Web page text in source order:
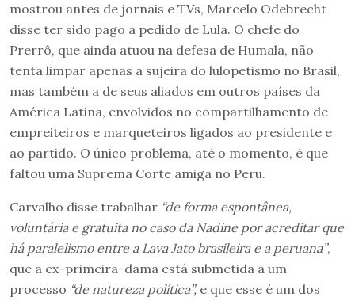
mostrou antes de jornais e TVs, Marcelo Odebrecht
disse ter sido pago a pedido de Lula. O chefe do
Prerrô, que ainda atuou na defesa de Humala, não
tenta limpar apenas a sujeira do lulopetismo no Brasil,
mas também a de seus aliados em outros países da
América Latina, envolvidos no compartilhamento de
empreiteiros e marqueteiros ligados ao presidente e
ao partido. O único problema, até o momento, é que
faltou uma Suprema Corte amiga no Peru.
Carvalho disse trabalhar “de forma espontânea,
voluntária e gratuita no caso da Nadine por acreditar que
há paralelismo entre a Lava Jato brasileira e a peruana”,
que a ex-primeira-dama está submetida a um
processo “de natureza política”, e que esse é um dos